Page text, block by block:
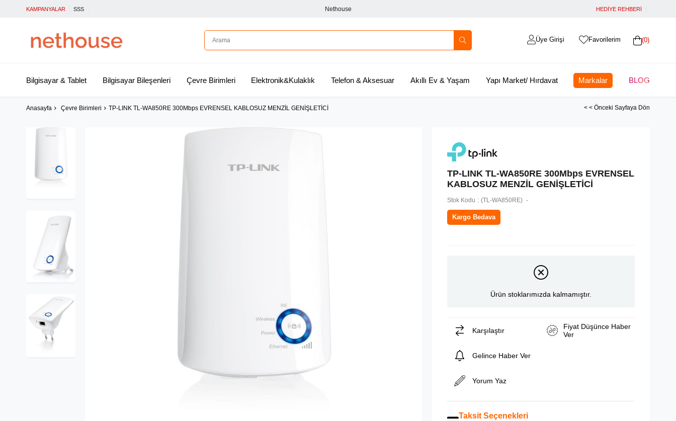
KAMPANYALAR SSS Nethouse HEDİYE REHBERİ
0
Favorilerim
Üye Girişi
Bilgisayar & Tablet Bilgisayar Bileşenleri Çevre Birimleri Elektronik&Kulaklık Telefon & Aksesuar Akıllı Ev & Yaşam Yapı Market/ Hırdavat Markalar BLOG
Anasayfa Çevre Birimleri TP-LINK TL-WA850RE 300Mbps EVRENSEL KABLOSUZ MENZİL GENİŞLETİCİ < < Önceki Sayfaya Dön
TP-LINK TL-WA850RE 300Mbps EVRENSEL
KABLOSUZ MENZİL GENİŞLETİCİ
Stok Kodu (TL-WA850RE)
Kargo Bedava
Ürün stoklarımızda kalmamıştır.
Karşılaştır
Fiyat Düşünce Haber
Ver
Gelince Haber Ver
Yorum Yaz
Taksit Seçenekleri